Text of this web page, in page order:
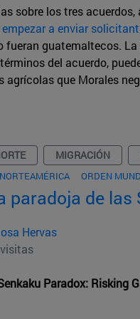
sobre los tres
empezar a enviar
guatemaltecos.
del acuerdo,
agrícolas que Morales
MIGRACIÓN
NORTEAMÉRICA ORDEN
paradoja de las
Hervas
Paradox: Risking